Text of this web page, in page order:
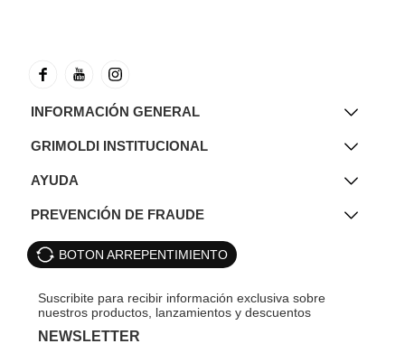
INFORMACIÓN GENERAL
GRIMOLDI INSTITUCIONAL
AYUDA
PREVENCIÓN DE FRAUDE
BOTON ARREPENTIMIENTO
NEWSLETTER